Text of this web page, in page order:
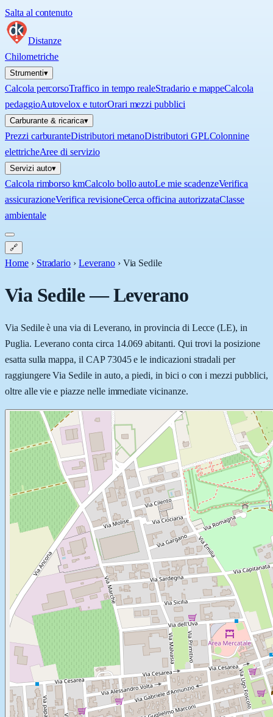
Salta al contenuto
Distanze
Chilometriche
Strumenti▾
Calcola percorsoTraffico in tempo realeStradario e mappeCalcola
pedaggioAutovelox e tutorOrari mezzi pubblici
Carburante & ricarica▾
Prezzi carburanteDistributori metanoDistributori GPLColonnine
elettricheAree di servizio
Servizi auto▾
Calcola rimborso kmCalcolo bollo autoLe mie scadenzeVerifica
assicurazioneVerifica revisioneCerca officina autorizzataClasse
ambientale
🔗
Home › Stradario › Leverano › Via Sedile
Via Sedile—Leverano
Via Sedile è una via di Leverano, in provincia di Lecce (LE), in
Puglia. Leverano conta circa 14.069 abitanti. Qui trovi la posizione
esatta sulla mappa, il CAP 73045 e le indicazioni stradali per
raggiungere Via Sedile in auto, a piedi, in bici o con i mezzi pubblici,
oltre alle vie e piazze nelle immediate vicinanze.